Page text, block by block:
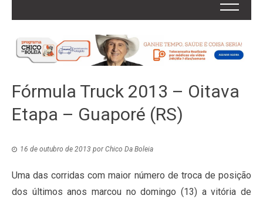
Fórmula Truck 2013 – Oitava
Etapa – Guaporé (RS)
16 de outubro de 2013 porChico Da Boleia
Uma das corridas com maior número de troca de posição
dos últimos anos marcou no domingo (13) a vitória de